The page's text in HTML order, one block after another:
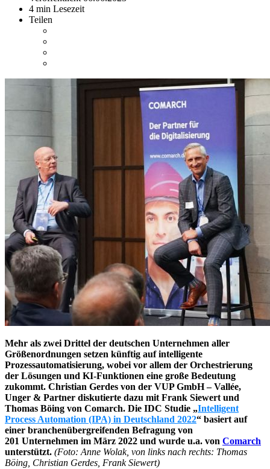
4 min Lesezeit
Teilen
Mehr als zwei Drittel der deutschen Unternehmen aller
Größenordnungen setzen künftig auf intelligente
Prozessautomatisierung, wobei vor allem der Orchestrierung
der Lösungen und KI-Funktionen eine große Bedeutung
zukommt. Christian Gerdes von der VUP GmbH – Vallée,
Unger & Partner diskutierte dazu mit Frank Siewert und
Thomas Böing von Comarch. Die IDC Studie „Intelligent
Process Automation (IPA) in Deutschland 2022“ basiert auf
einer branchenübergreifenden Befragung von
201 Unternehmen im März 2022 und wurde u.a. von Comarch
unterstützt. (Foto: Anne Wolak, von links nach rechts: Thomas
Böing, Christian Gerdes, Frank Siewert)